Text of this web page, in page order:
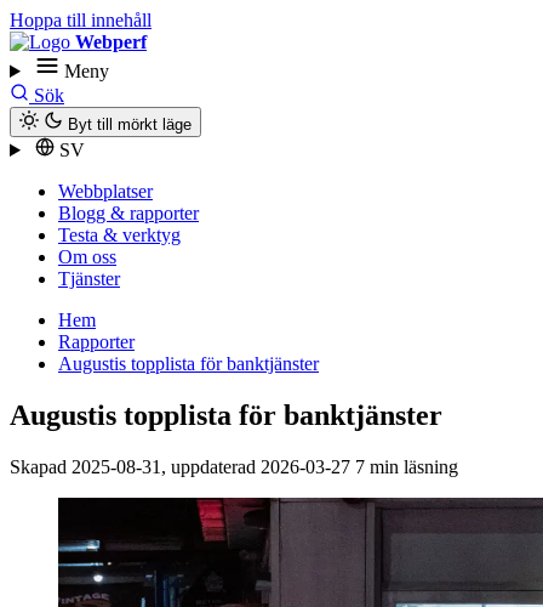
Hoppa till innehåll
Webperf
Meny
Sök
Byt till mörkt läge
SV
Webbplatser
Blogg & rapporter
Testa & verktyg
Om oss
Tjänster
Hem
Rapporter
Augustis topplista för bank­tjänster
Augustis topplista för bank­tjänster
Skapad 2025-08-31 , uppdaterad 2026-03-27 7 min läsning